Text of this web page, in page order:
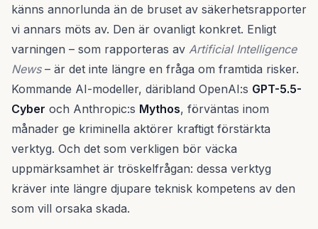
känns annorlunda än de bruset av säkerhetsrapporter
vi annars möts av. Den är ovanligt konkret. Enligt
varningen – som rapporteras av Artificial Intelligence
News– är det inte längre en fråga om framtida risker.
Kommande AI-modeller, däribland OpenAI:s GPT-5.5-
Cyber och Anthropic:s Mythos, förväntas inom
månader ge kriminella aktörer kraftigt förstärkta
verktyg. Och det som verkligen bör väcka
uppmärksamhet är tröskelfrågan: dessa verktyg
kräver inte längre djupare teknisk kompetens av den
som vill orsaka skada.